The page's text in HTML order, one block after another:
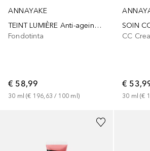
ANNAYAKE
TEINT LUMIÈRE Anti-ageing skin perfecting foundation
Fondotinta
€ 58,99
30 ml (€ 196,63 / 100 ml )
CC
€
30 ml (€